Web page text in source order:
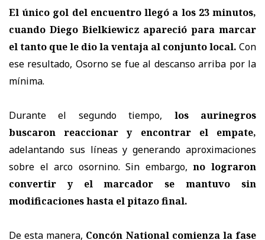
El único gol del encuentro llegó a los 23 minutos,
cuando Diego Bielkiewicz apareció para marcar
el tanto que le dio la ventaja al conjunto local. Con
ese resultado, Osorno se fue al descanso arriba por la
mínima.
Durante el segundo tiempo, los aurinegros
buscaron reaccionar y encontrar el empate,
adelantando sus líneas y generando aproximaciones
sobre el arco osornino. Sin embargo,no lograron
convertir y el marcador se mantuvo sin
modificaciones hasta el pitazo final.
De esta manera, Concón National comienza la fase